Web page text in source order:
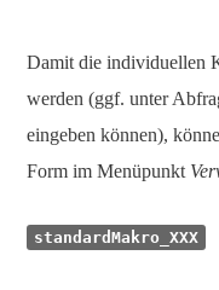
Damit die individuellen
werden (ggf. unter
eingeben können),
Form im Menüpunkt
standardMakro_XXX